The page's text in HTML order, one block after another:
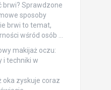
brwi? Sprawdzone
sposoby
brwi to temat,
wśród osób …
makijaż oczu:
i techniki w
oka zyskuje coraz